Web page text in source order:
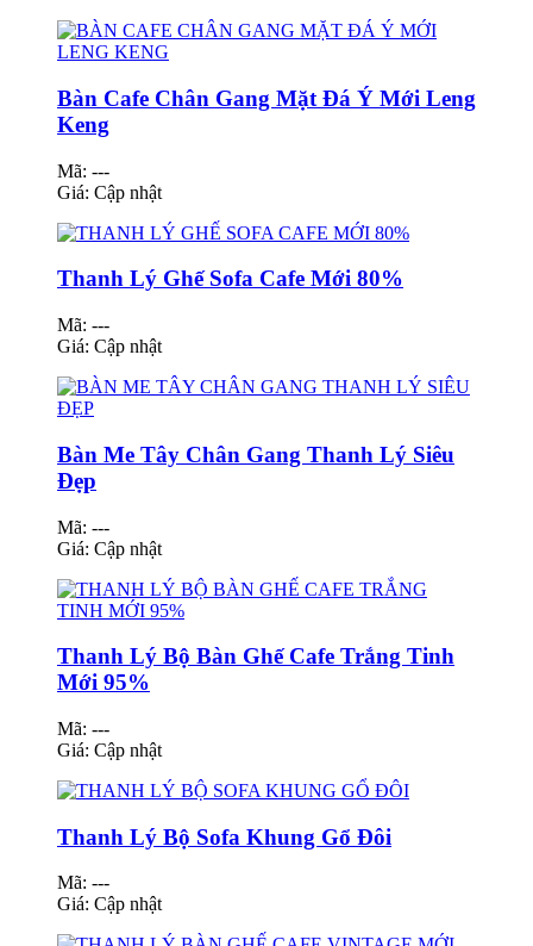
Bàn Cafe Chân Gang Mặt Đá Ý Mới Leng
Keng
Mã: ---
Giá: Cập nhật
Thanh Lý Ghế Sofa Cafe Mới 80%
Mã: ---
Giá: Cập nhật
Bàn Me Tây Chân Gang Thanh Lý Siêu
Đẹp
Mã: ---
Giá: Cập nhật
Thanh Lý Bộ Bàn Ghế Cafe Trắng Tinh
Mới 95%
Mã: ---
Giá: Cập nhật
Thanh Lý Bộ Sofa Khung Gổ Đôi
Mã: ---
Giá: Cập nhật